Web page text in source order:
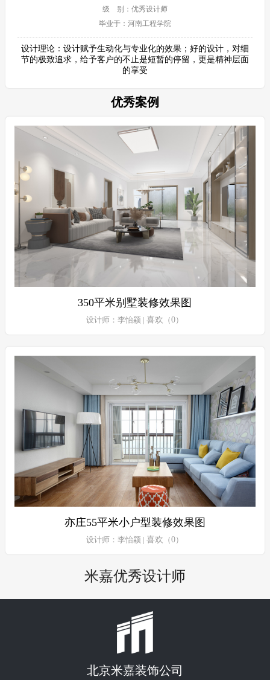
级 别：优秀设计师
毕业于：河南工程学院
设计理论：设计赋予生动化与专业化的效果；好的设计，对细
节的极致追求，给予客户的不止是短暂的停留，更是精神层面
的享受
优秀案例
350平米别墅装修效果图
设计师：李怡颖 |喜欢 （0）
亦庄55平米小户型装修效果图
设计师：李怡颖 |喜欢 （0）
米嘉优秀设计师
北京米嘉装饰公司